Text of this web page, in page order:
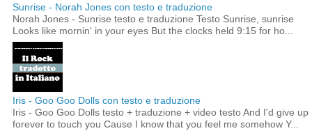
Sunrise - Norah Jones con testo e traduzione
Norah Jones - Sunrise testo e traduzione Testo Sunrise, sunrise
Looks like mornin' in your eyes But the clocks held 9:15 for ho...
Iris - Goo Goo Dolls con testo e traduzione
Iris - Goo Goo Dolls testo + traduzione + video testo And I'd give up
forever to touch you Cause I know that you feel me somehow Y...